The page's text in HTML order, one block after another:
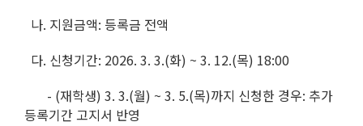
나. 지원금액: 등록금 전액
다. 신청기간: 2026. 3. 3.(화) ~ 3. 12.(목) 18:00
- (재학생) 3. 3.(월) ~ 3. 5.(목)까지 신청한 경우: 추가
등록기간 고지서 반영